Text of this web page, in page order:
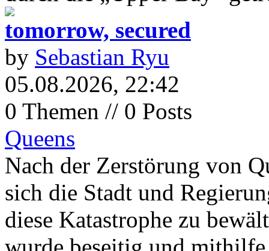
tomorrow, secured
by Sebastian Ryu
05.08.2026, 22:42
0 Themen // 0 Posts
Queens
Nach der Zerstörung von
sich die Stadt und
diese Katastrophe zu